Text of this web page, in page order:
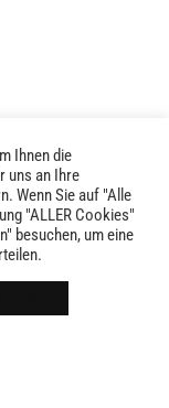
Ihnen die
uns an Ihre
Wenn Sie auf "Alle
"ALLER Cookies"
besuchen, um eine